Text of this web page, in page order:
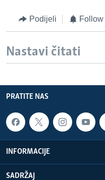
Podijeli Follow
Nastavi čitati
PRATITE NAS
INFORMACIJE
SADRŽAJ